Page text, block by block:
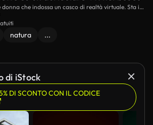
che indossa un casco di realtà virtuale. Sta in
forestale. Dopo aver indossato il casco, inizia
le mani.
natura ...
di iStock
DI SCONTO CON IL CODICE